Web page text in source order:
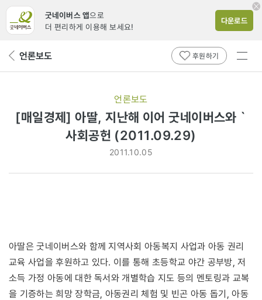
굿네이버스 앱으로
더 편리하게 이용해 보세요!
다운로드
뒤 언론보도 후원하기
전체
언론보도
[매일경제] 아딸, 지난해 이어 굿네이버스와 `
사회공헌 (2011.09.29)
2011.10.05
아딸은 굿네이버스와 함께 지역사회 아동복지 사업과 아동 권리
교육 사업을 후원하고 있다. 이를 통해 초등학교 야간 공부방, 저
소득 가정 아동에 대한 독서와 개별학습 지도 등의 멘토링과 교복
을 기증하는 희망 장학금, 아동권리 체험 및 빈곤 아동 돕기, 아동